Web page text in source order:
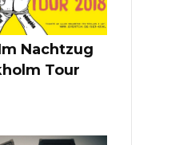
Nachtzug
Tour